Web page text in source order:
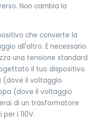
Non cambia la
che converte la
all'altro. È necessario
una tensione standard
il tuo dispositivo.
(dove il voltaggio
(dove il voltaggio
di un trasformatore
i 110V.